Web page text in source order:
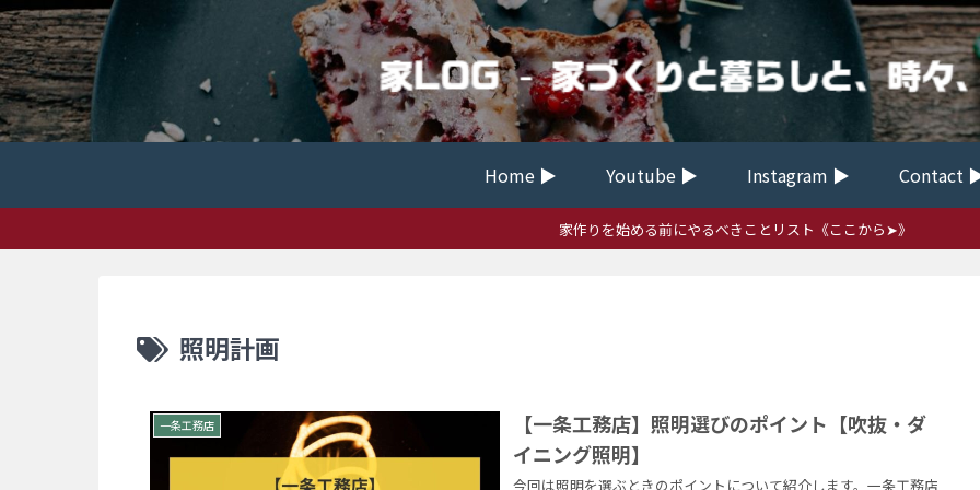
Home ▶ Youtube ▶ Instagram ▶ Contact
家作りを始める前にやるべきことリスト《ここから➤》
照明計画
一条工務店
【一条工務店】照明選びのポイント【吹抜・ダ
イニング照明】
今回は照明を選ぶときのポイントについて紹介します。一条工務店